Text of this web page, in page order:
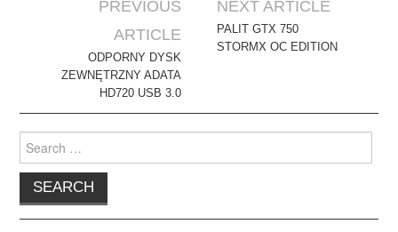
navigation
PREVIOUS
ARTICLE
ODPORNY DYSK
ZEWNĘTRZNY ADATA
HD720 USB 3.0
NEXT ARTICLE
PALIT GTX 750
STORMX OC EDITION
Search
for: